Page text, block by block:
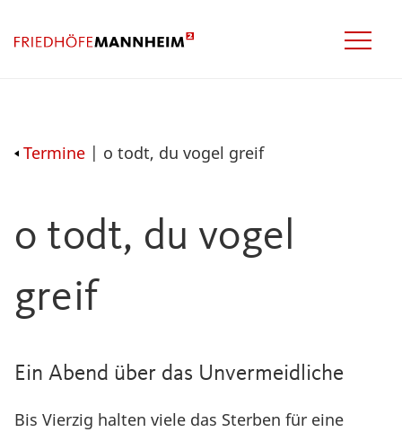
Termine | o todt, du vogel greif
o todt, du vogel
greif
Ein Abend über das Unvermeidliche
Bis Vierzig halten viele das Sterben für eine